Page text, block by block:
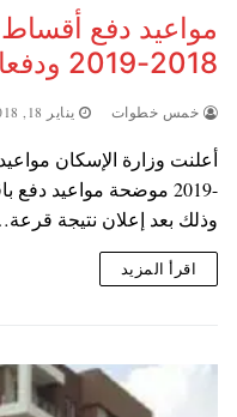
مواعيد دفع
2018-2019 ودفعات المقدم والاستلام
خمس خطوات يناير 18, 2018
-2019 موضحة مواعيد
وذلك بعد إعلان نتيجة
اقرأ المزيد